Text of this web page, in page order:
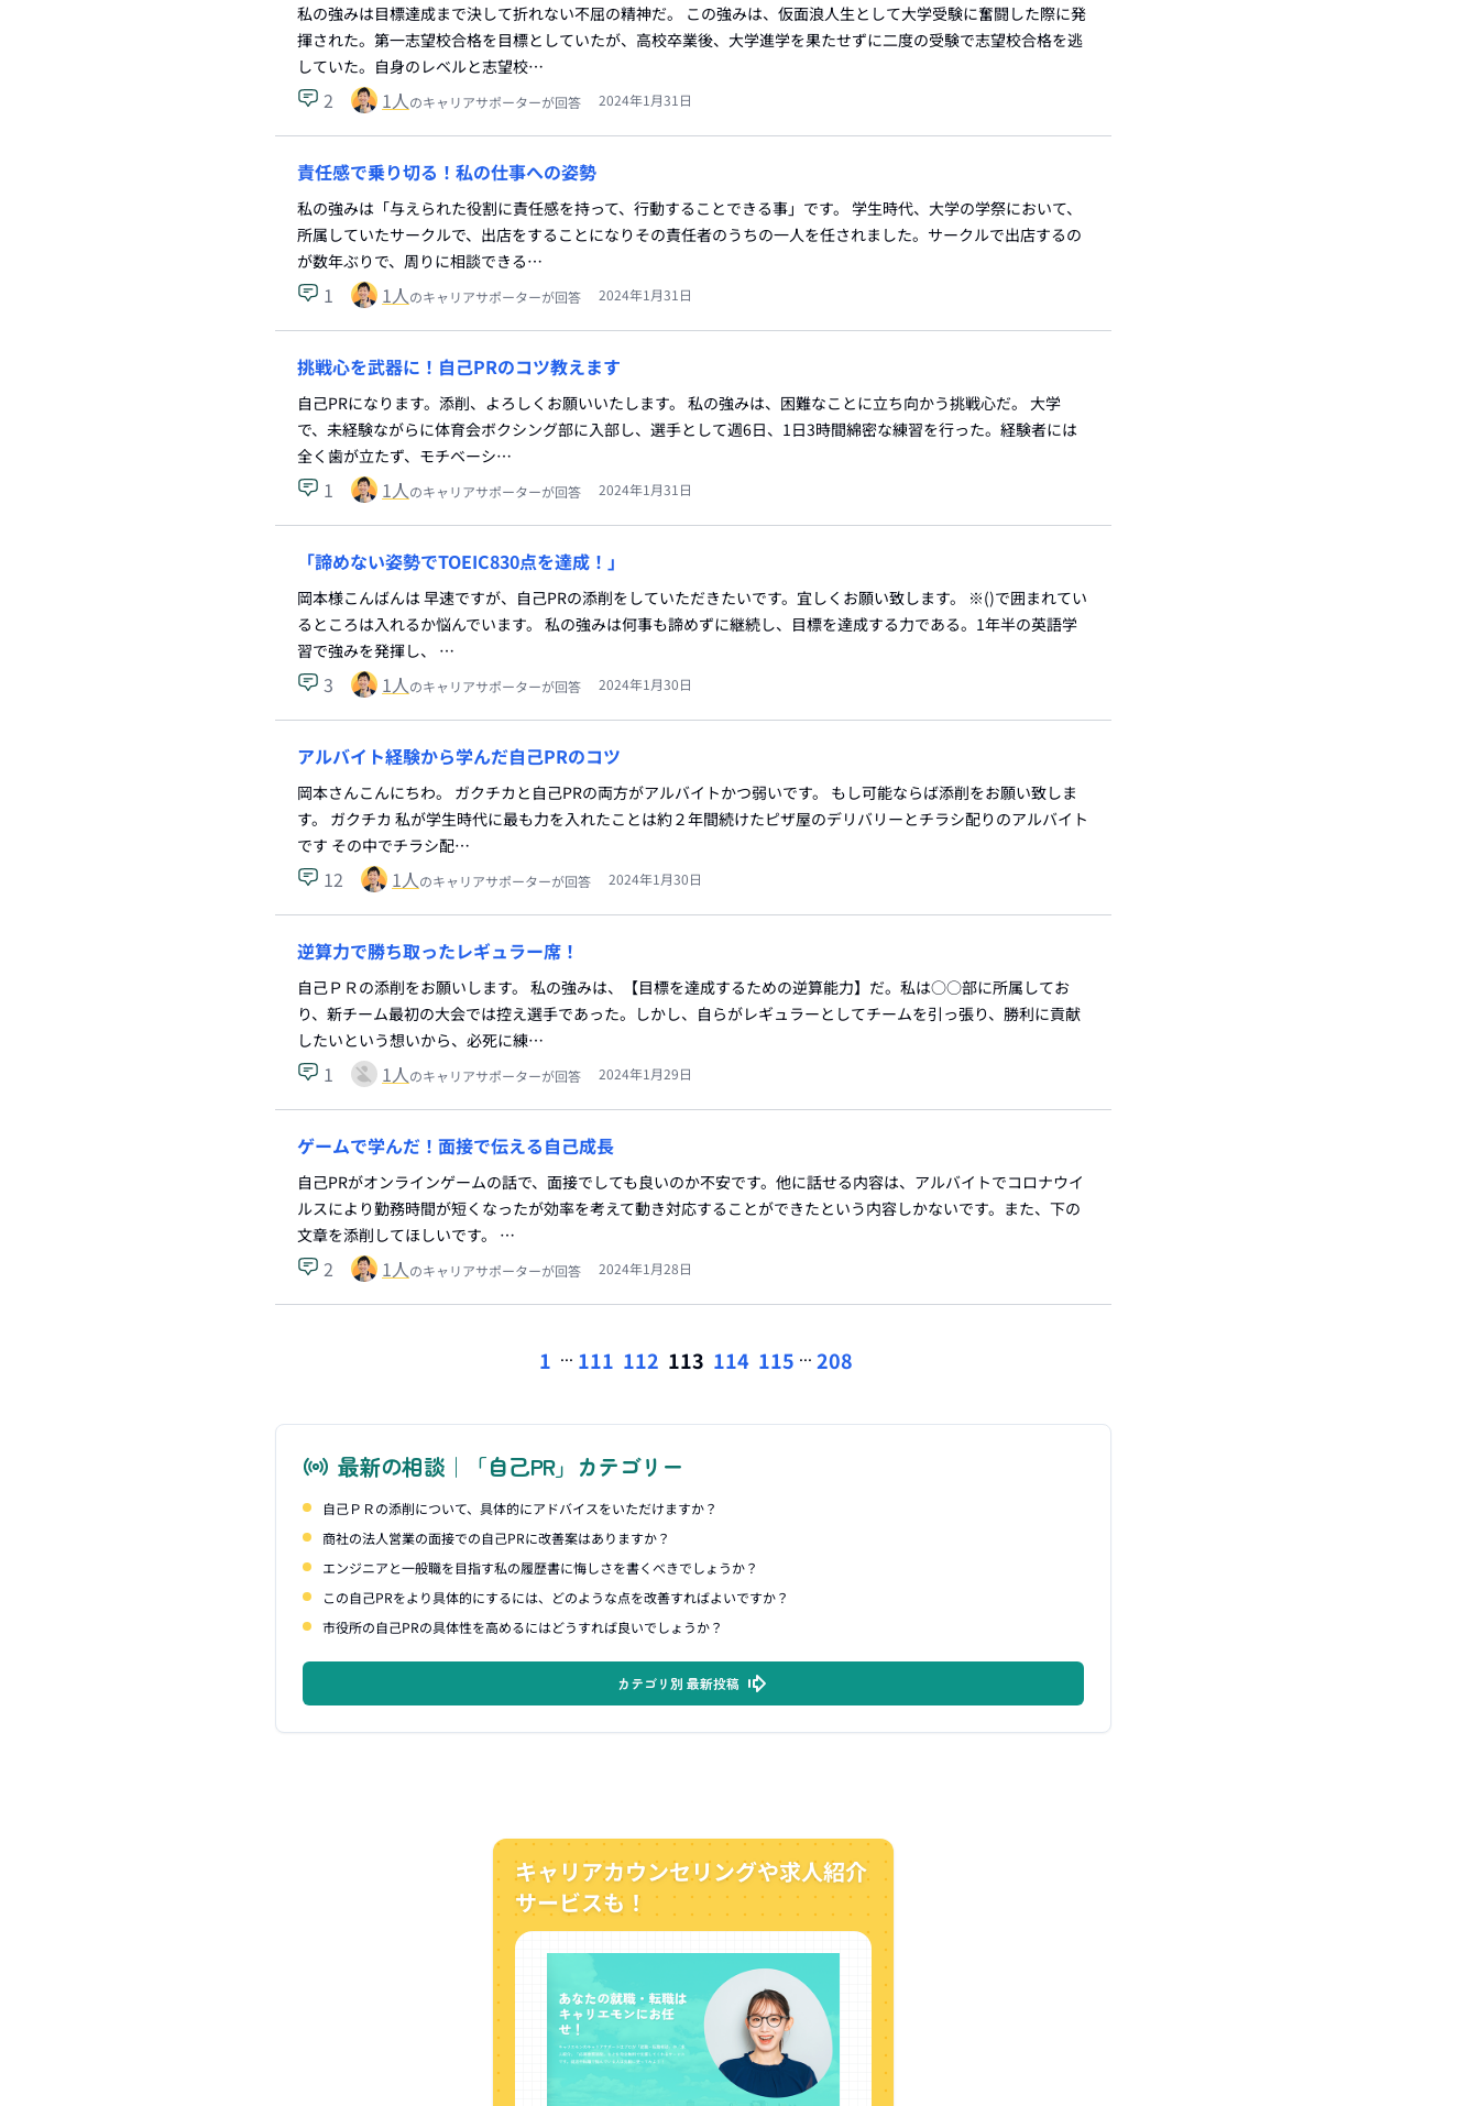
私の強みは目標達成まで決して折れない不屈の精神だ。 この強みは、仮面浪人生として大学受験に奮闘した際に発
揮された。第一志望校合格を目標としていたが、高校卒業後、大学進学を果たせずに二度の受験で志望校合格を逃
していた。自身のレベルと志望校…
2 1人のキャリアサポーターが回答 2024年1月31日
責任感で乗り切る！私の仕事への姿勢
私の強みは「与えられた役割に責任感を持って、行動することできる事」です。 学生時代、大学の学祭において、
所属していたサークルで、出店をすることになりその責任者のうちの一人を任されました。サークルで出店するの
が数年ぶりで、周りに相談できる…
1 1人のキャリアサポーターが回答 2024年1月31日
挑戦心を武器に！自己PRのコツ教えます
自己PRになります。添削、よろしくお願いいたします。 私の強みは、困難なことに立ち向かう挑戦心だ。 大学
で、未経験ながらに体育会ボクシング部に入部し、選手として週6日、1日3時間綿密な練習を行った。経験者には
全く歯が立たず、モチベーシ…
1 1人のキャリアサポーターが回答 2024年1月31日
「諦めない姿勢でTOEIC830点を達成！」
岡本様こんばんは 早速ですが、自己PRの添削をしていただきたいです。宜しくお願い致します。 ※()で囲まれてい
るところは入れるか悩んでいます。 私の強みは何事も諦めずに継続し、目標を達成する力である。1年半の英語学
習で強みを発揮し、 …
3 1人のキャリアサポーターが回答 2024年1月30日
アルバイト経験から学んだ自己PRのコツ
岡本さんこんにちわ。 ガクチカと自己PRの両方がアルバイトかつ弱いです。 もし可能ならば添削をお願い致しま
す。 ガクチカ 私が学生時代に最も力を入れたことは約２年間続けたピザ屋のデリバリーとチラシ配りのアルバイト
です その中でチラシ配…
12 1人のキャリアサポーターが回答 2024年1月30日
逆算力で勝ち取ったレギュラー席！
自己ＰＲの添削をお願いします。 私の強みは、【目標を達成するための逆算能力】だ。私は○○部に所属してお
り、新チーム最初の大会では控え選手であった。しかし、自らがレギュラーとしてチームを引っ張り、勝利に貢献
したいという想いから、必死に練…
1 1人のキャリアサポーターが回答 2024年1月29日
ゲームで学んだ！面接で伝える自己成長
自己PRがオンラインゲームの話で、面接でしても良いのか不安です。他に話せる内容は、アルバイトでコロナウイ
ルスにより勤務時間が短くなったが効率を考えて動き対応することができたという内容しかないです。また、下の
文章を添削してほしいです。 …
2 1人のキャリアサポーターが回答 2024年1月28日
1 ... 111 112 113 114 115 ... 208
最新の相談｜「自己PR」カテゴリー
自己ＰＲの添削について、具体的にアドバイスをいただけますか？
商社の法人営業の面接での自己PRに改善案はありますか？
エンジニアと一般職を目指す私の履歴書に悔しさを書くべきでしょうか？
この自己PRをより具体的にするには、どのような点を改善すればよいですか？
市役所の自己PRの具体性を高めるにはどうすれば良いでしょうか？
カテゴリ別 最新投稿
キャリアカウンセリングや求人紹介
サービスも！